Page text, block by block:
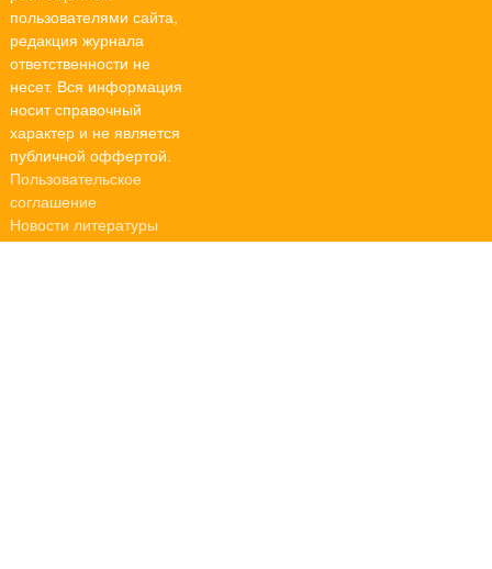
пользователями сайта,
редакция журнала
ответственности не
несет. Вся информация
носит справочный
характер и не является
публичной оффертой.
Пользовательское
соглашение
Новости литературы